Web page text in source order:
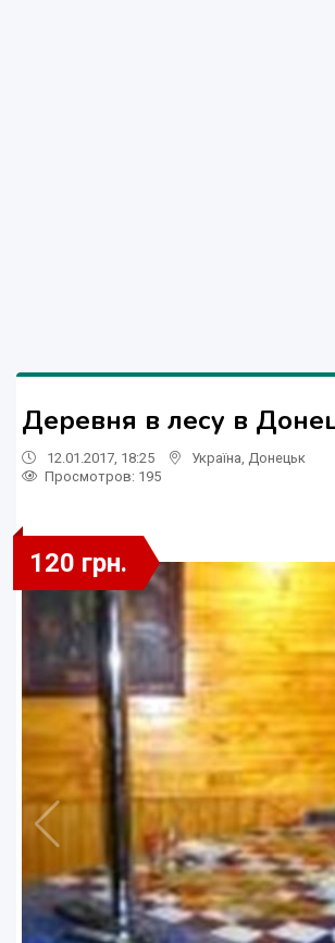
Деревня в лесу в
12.01.2017, 18:25 Україна Донецьк
Просмотров: 195
120 грн.